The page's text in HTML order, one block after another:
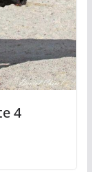
4